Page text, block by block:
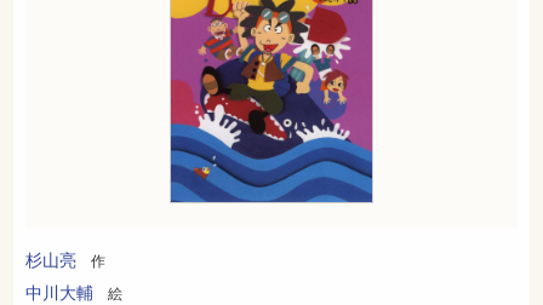
杉山亮 作
中川大輔 絵